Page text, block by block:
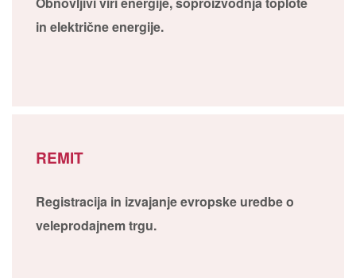
in električne energije.
REMIT
Registracija in izvajanje evropske uredbe o
veleprodajnem trgu.